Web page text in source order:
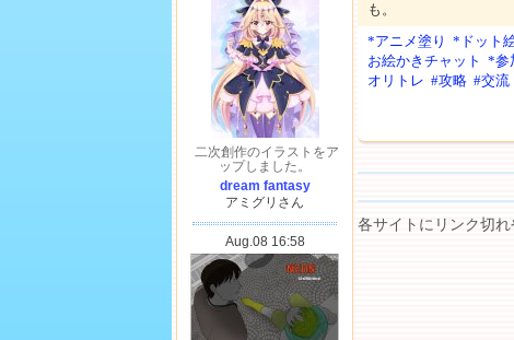
も。
*アニメ塗り *ドット
お絵かきチャット *参
オリトレ #攻略 #交流
各サイトにリンク切